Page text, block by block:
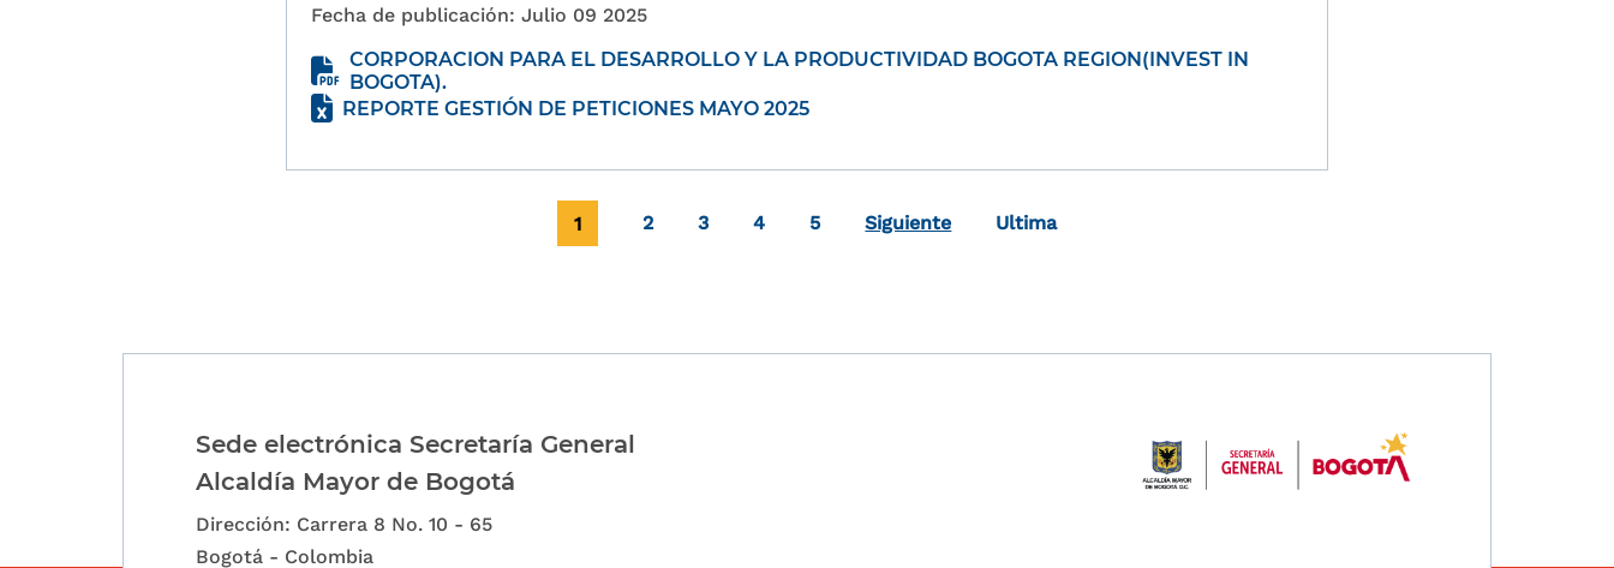
Fecha de publicación: Julio 09 2025
CORPORACION PARA EL DESARROLLO Y LA PRODUCTIVIDAD BOGOTA REGION(INVEST IN
BOGOTA).
REPORTE GESTIÓN DE PETICIONES MAYO 2025
Página actual
1 Page
2 Page
3 Page
4 Page
5 Siguiente Última página
Ultima
Sede electrónica Secretaría General
Alcaldía Mayor de Bogotá
Dirección: Carrera 8 No. 10 - 65
Bogotá - Colombia